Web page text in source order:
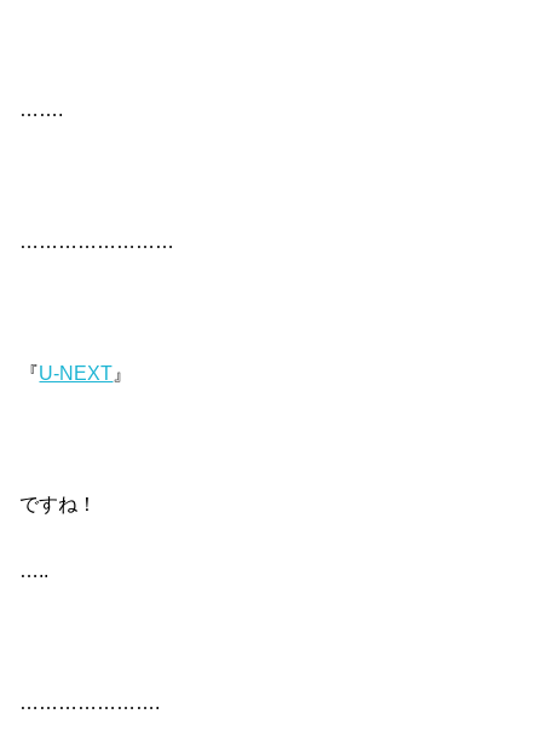
…….
……………………
『U-NEXT 』
ですね！
…..